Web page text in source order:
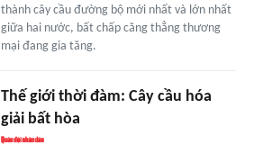
thành cây cầu đường bộ mới nhất và lớn nhất
giữa hai nước, bất chấp căng thẳng thương
mại đang gia tăng.
Thế giới thời đàm: Cây cầu hóa
giải bất hòa